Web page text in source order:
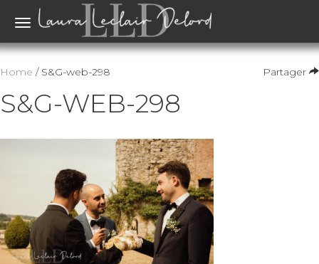
Toggle
Partager
Home / S&G-web-298
S&G-WEB-298